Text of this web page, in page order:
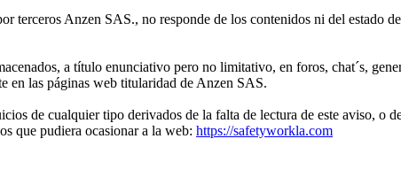
terceros Anzen SAS., no responde de los contenidos ni del estado
a título enunciativo pero no limitativo, en foros, chat´s,
en las páginas web titularidad de Anzen SAS.
de cualquier tipo derivados de la falta de lectura de este aviso, o
que pudiera ocasionar a la web: https://safetyworkla.com